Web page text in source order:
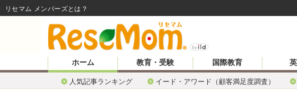
ホーム
人気記事ランキング イード・アワード（顧客満足度調査）
教育・受験 国際教育
リセマム メンバーズ